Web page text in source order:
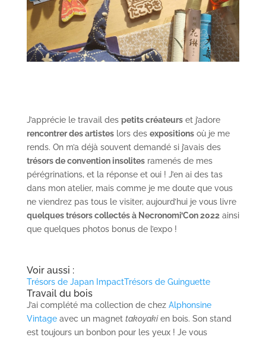
J’apprécie le travail des petits créateurset j’adore
rencontrer des artisteslors des expositionsoù je me
rends. On m’a déjà souvent demandé si j’avais des
trésors de convention insolitesramenés de mes
pérégrinations, et la réponse et oui ! J’en ai des tas
dans mon atelier, mais comme je me doute que vous
ne viendrez pas tous le visiter, aujourd’hui je vous livre
quelques trésors collectés à Necronomi’Con 2022ainsi
que quelques photos bonus de l’expo !
Voir aussi :
Trésors de Japan ImpactTrésors de Guinguette
Travail du bois
J’ai complété ma collection de chez Alphonsine
Vintageavec un magnet takoyakien bois. Son stand
est toujours un bonbon pour les yeux ! Je vous